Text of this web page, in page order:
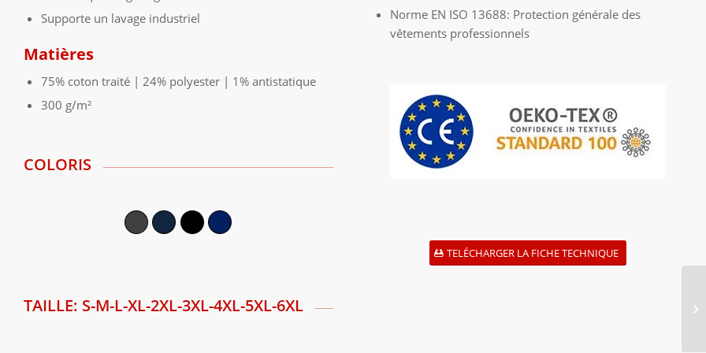
Supporte un lavage industriel
Matières
75% coton traité | 24% polyester | 1% antistatique
300 g/m²
COLORIS
TAILLE: S-M-L-XL-2XL-3XL-4XL-5XL-6XL
Norme EN ISO 13688: Protection générale des
vêtements professionnels
TELÉCHARGER LA FICHE TECHNIQUE